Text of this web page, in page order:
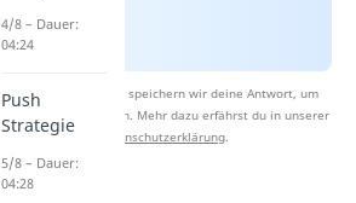
Nach Beantwortung speichern wir deine Antwort, um
Studyflix zu verbessern. Mehr dazu erfährst du in unserer
Datenschutzerklärung
4/8 – Dauer:
04:24
Push
Strategie
5/8 – Dauer:
04:28